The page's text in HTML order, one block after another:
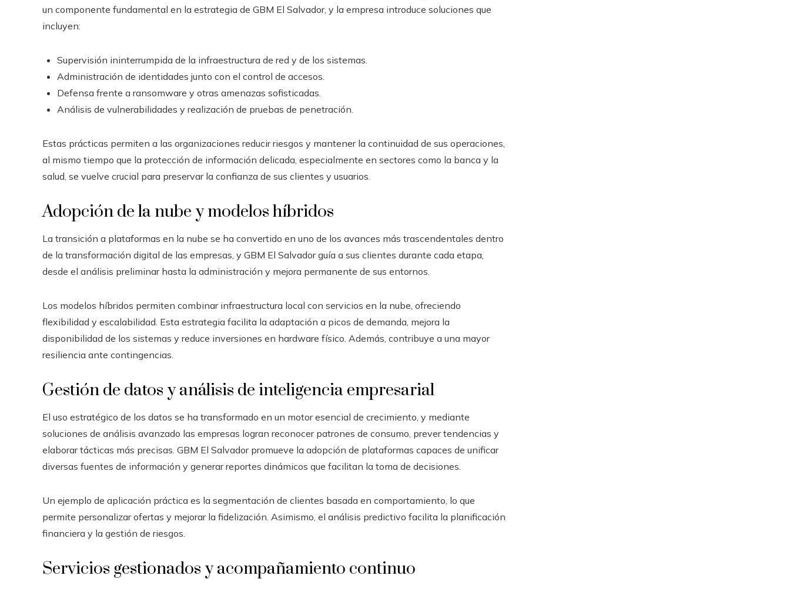
un componente fundamental en la estrategia de GBM El Salvador, y la empresa introduce soluciones que
incluyen:
Supervisión ininterrumpida de la infraestructura de red y de los sistemas.
Administración de identidades junto con el control de accesos.
Defensa frente a ransomware y otras amenazas sofisticadas.
Análisis de vulnerabilidades y realización de pruebas de penetración.
Estas prácticas permiten a las organizaciones reducir riesgos y mantener la continuidad de sus operaciones,
al mismo tiempo que la protección de información delicada, especialmente en sectores como la banca y la
salud, se vuelve crucial para preservar la confianza de sus clientes y usuarios.
Adopción de la nube y modelos híbridos
La transición a plataformas en la nube se ha convertido en uno de los avances más trascendentales dentro
de la transformación digital de las empresas, y GBM El Salvador guía a sus clientes durante cada etapa,
desde el análisis preliminar hasta la administración y mejora permanente de sus entornos.
Los modelos híbridos permiten combinar infraestructura local con servicios en la nube, ofreciendo
flexibilidad y escalabilidad. Esta estrategia facilita la adaptación a picos de demanda, mejora la
disponibilidad de los sistemas y reduce inversiones en hardware físico. Además, contribuye a una mayor
resiliencia ante contingencias.
Gestión de datos y análisis de inteligencia empresarial
El uso estratégico de los datos se ha transformado en un motor esencial de crecimiento, y mediante
soluciones de análisis avanzado las empresas logran reconocer patrones de consumo, prever tendencias y
elaborar tácticas más precisas. GBM El Salvador promueve la adopción de plataformas capaces de unificar
diversas fuentes de información y generar reportes dinámicos que facilitan la toma de decisiones.
Un ejemplo de aplicación práctica es la segmentación de clientes basada en comportamiento, lo que
permite personalizar ofertas y mejorar la fidelización. Asimismo, el análisis predictivo facilita la planificación
financiera y la gestión de riesgos.
Servicios gestionados y acompañamiento continuo